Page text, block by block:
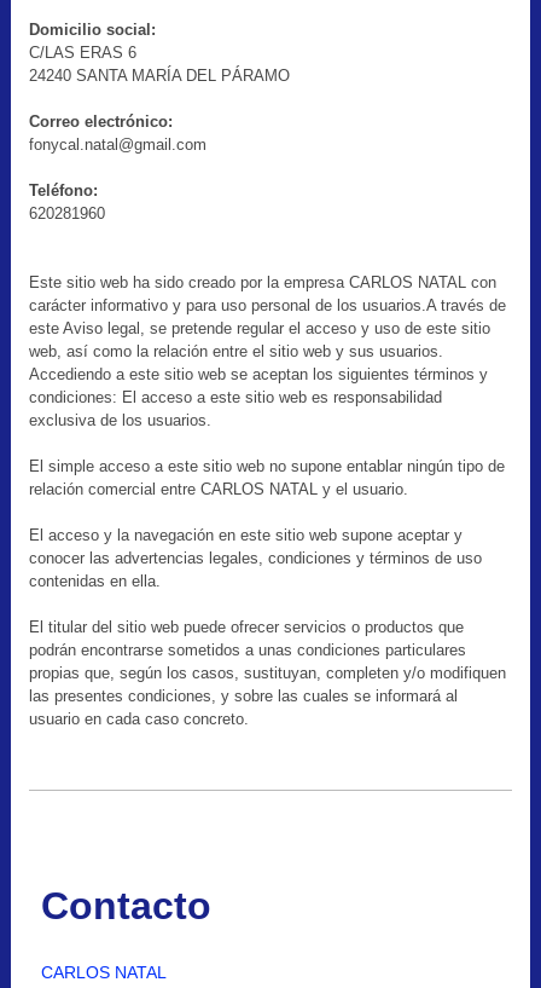
Domicilio social:
C/LAS ERAS 6
24240 SANTA MARÍA DEL PÁRAMO
Correo electrónico:
fonycal.natal@gmail.com
Teléfono:
620281960
Este sitio web ha sido creado por la empresa CARLOS NATAL con
carácter informativo y para uso personal de los usuarios.A través de
este Aviso legal, se pretende regular el acceso y uso de este sitio
web, así como la relación entre el sitio web y sus usuarios.
Accediendo a este sitio web se aceptan los siguientes términos y
condiciones: El acceso a este sitio web es responsabilidad
exclusiva de los usuarios.
El simple acceso a este sitio web no supone entablar ningún tipo de
relación comercial entre CARLOS NATAL y el usuario.
El acceso y la navegación en este sitio web supone aceptar y
conocer las advertencias legales, condiciones y términos de uso
contenidas en ella.
El titular del sitio web puede ofrecer servicios o productos que
podrán encontrarse sometidos a unas condiciones particulares
propias que, según los casos, sustituyan, completen y/o modifiquen
las presentes condiciones, y sobre las cuales se informará al
usuario en cada caso concreto.
Contacto
CARLOS NATAL